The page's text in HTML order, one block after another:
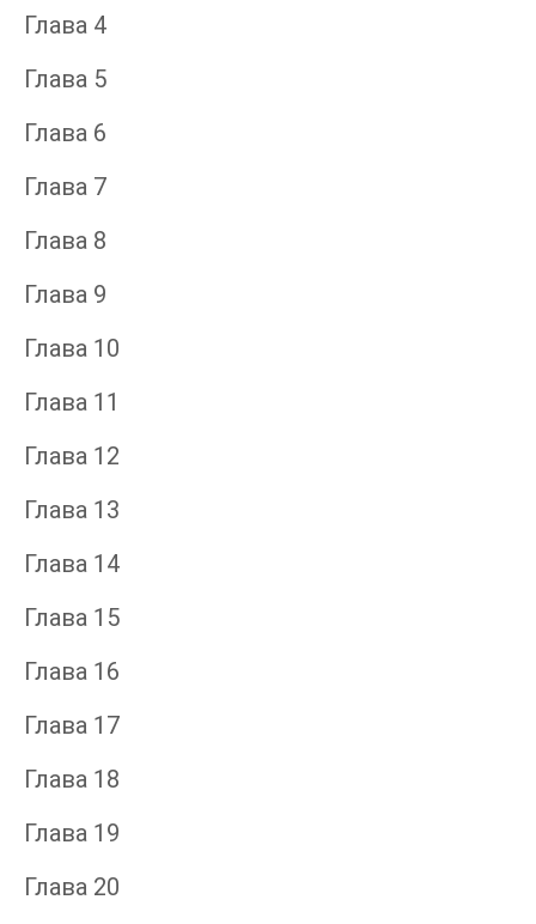
Глава 4
Глава 5
Глава 6
Глава 7
Глава 8
Глава 9
Глава 10
Глава 11
Глава 12
Глава 13
Глава 14
Глава 15
Глава 16
Глава 17
Глава 18
Глава 19
Глава 20